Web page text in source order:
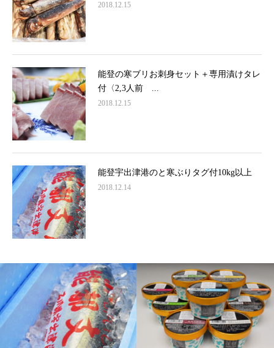
2018.12.15
能登の寒ブリお刺身セット＋専用漬けタレ
付〈2,3人前 ...
2018.12.15
能登宇出津港のと寒ぶりタグ付10kg以上
2018.12.14